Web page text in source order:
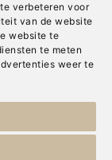
verbeteren voor
van de website
website te
te meten
weer te